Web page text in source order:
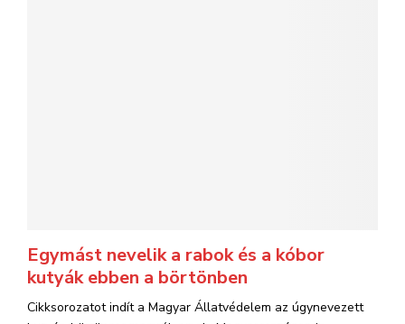
Egymást nevelik a rabok és a kóbor
kutyák ebben a börtönben
Cikksorozatot indít a Magyar Állatvédelem az úgynevezett